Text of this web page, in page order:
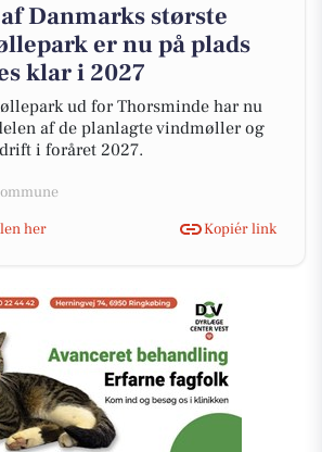
Danmarks største
er nu på plads
klar i 2027
ud for Thorsminde har nu
af de planlagte vindmøller og
i foråret 2027.
her
Kopiér link